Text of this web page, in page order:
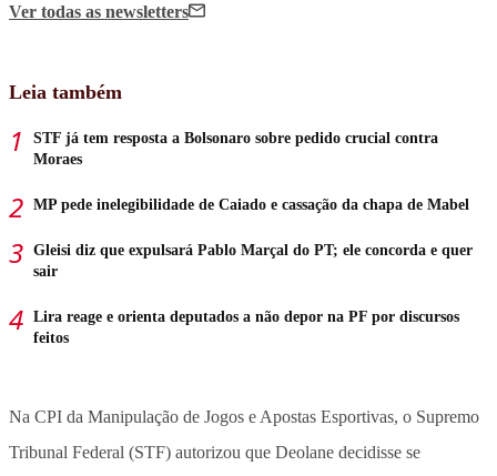
Ver todas as newsletters
Leia também
STF já tem resposta a Bolsonaro sobre pedido crucial contra
Moraes
MP pede inelegibilidade de Caiado e cassação da chapa de Mabel
Gleisi diz que expulsará Pablo Marçal do PT; ele concorda e quer
sair
Lira reage e orienta deputados a não depor na PF por discursos
feitos
Na CPI da Manipulação de Jogos e Apostas Esportivas, o Supremo
Tribunal Federal (STF) autorizou que Deolane decidisse se